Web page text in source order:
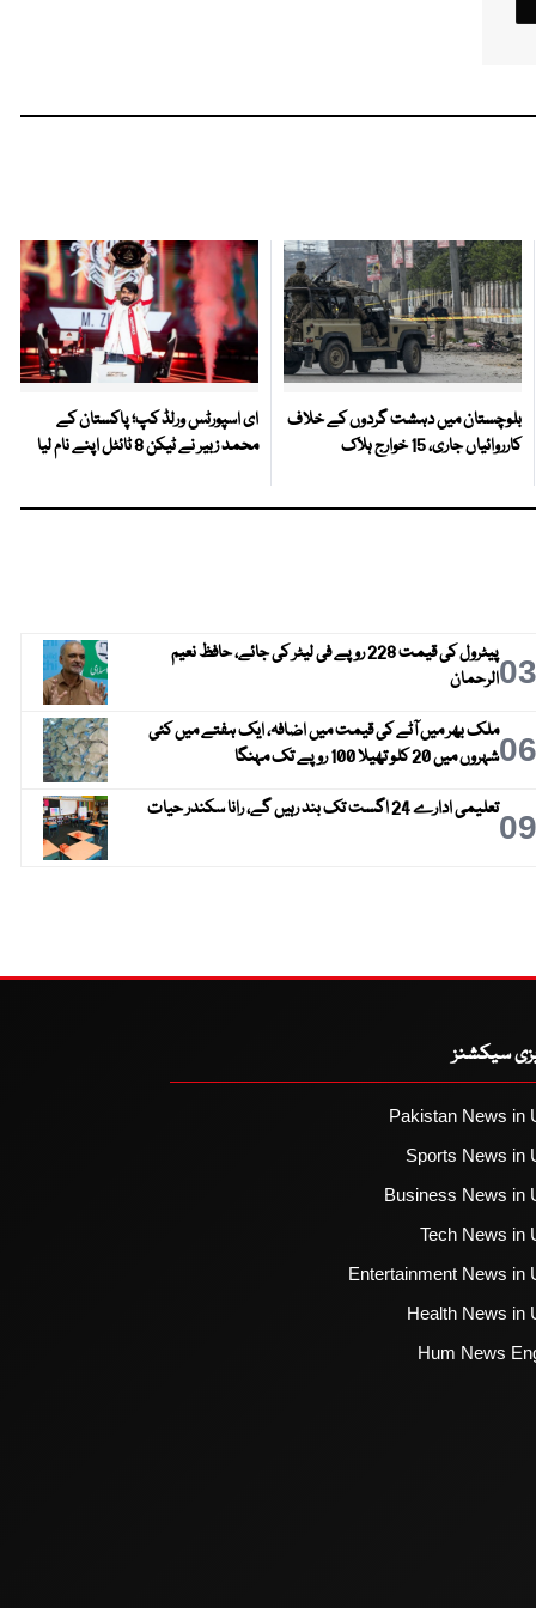
بلوچستان میں دہشت گردوں کے خلاف
کارروائیاں جاری، 15 خوارج ہلاک
ای اسپورٹس ورلڈ کپ؛ پاکستان کے
محمد زبیر نے ٹیکن 8 ٹائٹل اپنے نام لیا
03
پیٹرول کی قیمت 228 روپے فی لیٹر کی جائے، حافظ نعیم
الرحمان
06ملک بھر میں آٹے کی قیمت میں اضافہ، ایک ہفتے میں کئی
شہروں میں 20 کلو تھیلا 100 روپے تک مہنگا
09تعلیمی ادارے 24 اگست تک بند رہیں گے، رانا سکندر حیات
سیکشنز
Pakistan News in
Sports News in
Business News in
Tech News in
Entertainment News in
Health News in
Hum News